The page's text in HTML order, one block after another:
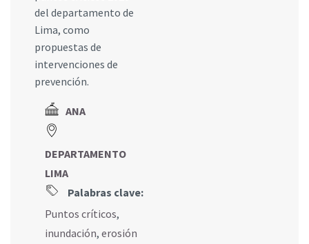
del departamento de
Lima, como
propuestas de
intervenciones de
prevención.
ANA
DEPARTAMENTO
LIMA
Palabras clave:
Puntos críticos,
inundación, erosión